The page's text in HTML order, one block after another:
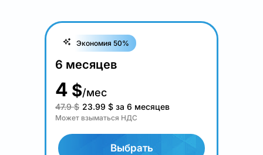
Экономия 50%
6 месяцев
4 $/мес
47.9 $ 23.99 $ за 6 месяцев
Может взыматься НДС
Выбрать